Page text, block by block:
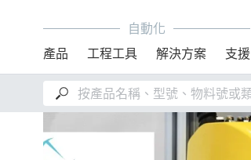
自動化
產品
工程工具 解決方案 支援